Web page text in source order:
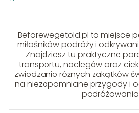
Beforewegetold.pl to miejsce
miłośników podróży i
Znajdziesz tu praktyczne
transportu, noclegów oraz
zwiedzanie różnych zakątków
na niezapomniane przygody i